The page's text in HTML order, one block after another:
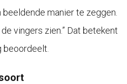
manier te zeggen.
vingers zien.” Dat betekent